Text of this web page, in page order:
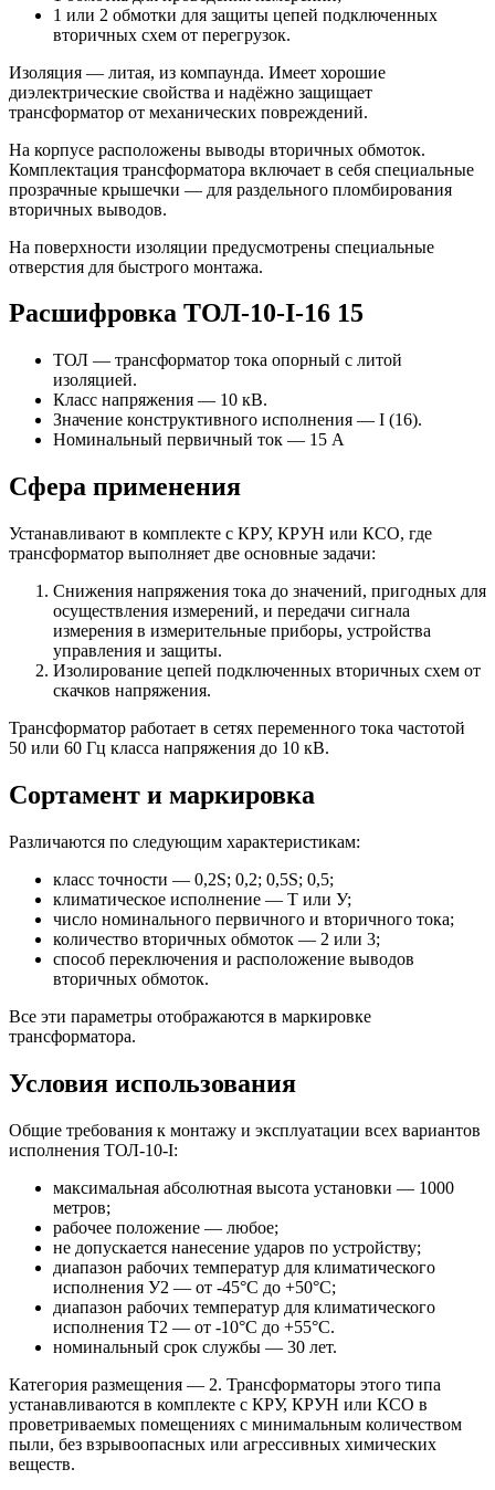
1 или 2 обмотки для защиты цепей подключенных
вторичных схем от перегрузок.
Изоляция — литая, из компаунда. Имеет хорошие
диэлектрические свойства и надёжно защищает
трансформатор от механических повреждений.
На корпусе расположены выводы вторичных обмоток.
Комплектация трансформатора включает в себя специальные
прозрачные крышечки — для раздельного пломбирования
вторичных выводов.
На поверхности изоляции предусмотрены специальные
отверстия для быстрого монтажа.
Расшифровка ТОЛ-10-I-16 15
ТОЛ — трансформатор тока опорный с литой
изоляцией.
Класс напряжения — 10 кВ.
Значение конструктивного исполнения — I (16).
Номинальный первичный ток — 15 А
Сфера применения
Устанавливают в комплекте с КРУ, КРУН или КСО, где
трансформатор выполняет две основные задачи:
Снижения напряжения тока до значений, пригодных для
осуществления измерений, и передачи сигнала
измерения в измерительные приборы, устройства
управления и защиты.
Изолирование цепей подключенных вторичных схем от
скачков напряжения.
Трансформатор работает в сетях переменного тока частотой
50 или 60 Гц класса напряжения до 10 кВ.
Сортамент и маркировка
Различаются по следующим характеристикам:
класс точности — 0,2S; 0,2; 0,5S; 0,5;
климатическое исполнение — Т или У;
число номинального первичного и вторичного тока;
количество вторичных обмоток — 2 или 3;
способ переключения и расположение выводов
вторичных обмоток.
Все эти параметры отображаются в маркировке
трансформатора.
Условия использования
Общие требования к монтажу и эксплуатации всех вариантов
исполнения ТОЛ-10-I:
максимальная абсолютная высота установки — 1000
метров;
рабочее положение — любое;
не допускается нанесение ударов по устройству;
диапазон рабочих температур для климатического
исполнения У2 — от -45°С до +50°С;
диапазон рабочих температур для климатического
исполнения Т2 — от -10°С до +55°С.
номинальный срок службы — 30 лет.
Категория размещения — 2. Трансформаторы этого типа
устанавливаются в комплекте с КРУ, КРУН или КСО в
проветриваемых помещениях с минимальным количеством
пыли, без взрывоопасных или агрессивных химических
веществ.